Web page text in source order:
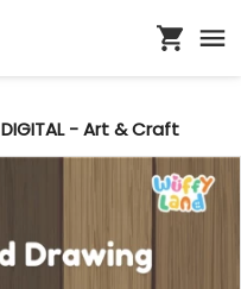
DIGITAL - Art & Craft